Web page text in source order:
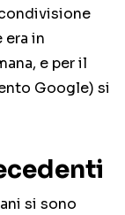
era in
e per il
Google) si
si sono